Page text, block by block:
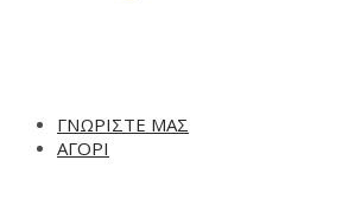
ΓΝΩΡΙΣΤΕ ΜΑΣ
ΑΓΟΡΙ